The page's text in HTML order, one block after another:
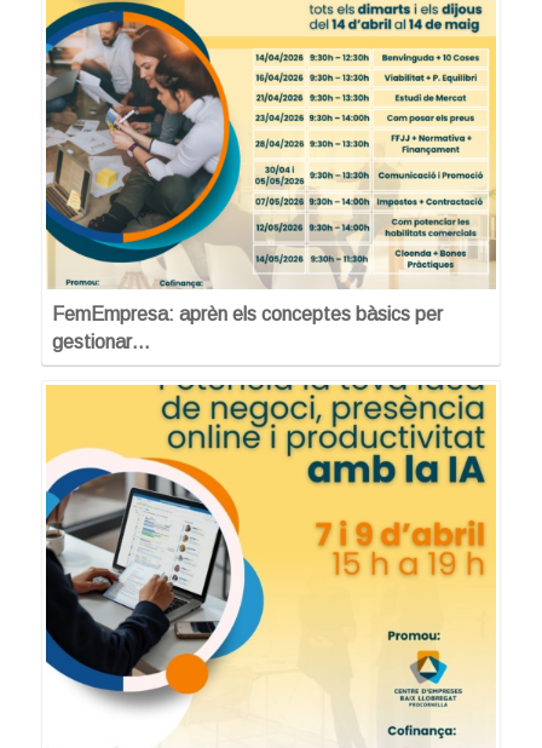
FemEmpresa: aprèn els conceptes bàsics per
gestionar…